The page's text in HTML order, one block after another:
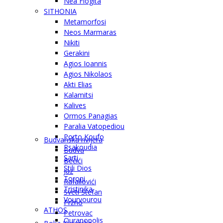
SITHONIA
Metamorfosi
Neos Marmaras
Nikiti
Gerakini
Agios Ioannis
Agios Nikolaos
Akti Elias
Kalamitsi
Kalives
Ormos Panagias
Paralia Vatopediou
Porto Koufo
Psakoudia
Sarti
Stili Dios
Toroni
Tristinika
Vourvourou
ATHOS
Ouranopolis
Budvanska rivijera
Budva
Bečići
Jaz
Rafailovići
Sveti Stefan
Pržno
Petrovac